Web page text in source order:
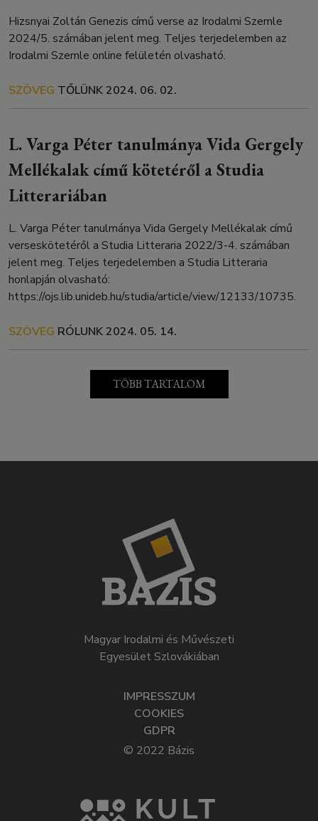
Hizsnyai Zoltán Genezis című verse az Irodalmi Szemle
2024/5. számában jelent meg. Teljes terjedelemben az
Irodalmi Szemle online felületén olvasható.
SZÖVEG TŐLÜNK2024. 06. 02.
L. Varga Péter tanulmánya Vida Gergely
Mellékalak című kötetéről a Studia
Litterariában
L. Varga Péter tanulmánya Vida Gergely Mellékalak című
verseskötetéről a Studia Litteraria 2022/3-4. számában
jelent meg. Teljes terjedelemben a Studia Litteraria
honlapján olvasható:
https://ojs.lib.unideb.hu/studia/article/view/12133/10735.
SZÖVEG RÓLUNK2024. 05. 14.
TÖBB TARTALOM
Magyar Irodalmi és Művészeti
Egyesület Szlovákiában
IMPRESSZUM
COOKIES
GDPR
© 2022 Bázis